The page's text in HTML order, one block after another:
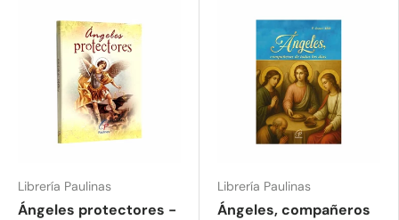
Librería Paulinas
Ángeles protectores -
Librería Paulinas
Ángeles, compañeros